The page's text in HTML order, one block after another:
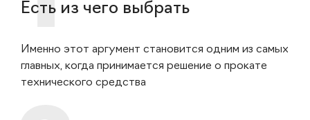
Есть из чего выбрать
Именно этот аргумент становится одним из самых
главных, когда принимается решение о прокате
технического средства